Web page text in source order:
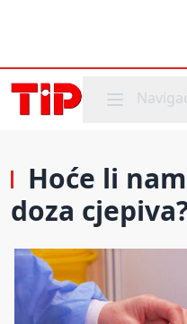
Mobile
Hoće li
doza